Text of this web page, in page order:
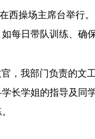
西操场主席台举行
每日带队训练、确
，我部门负责的文
长学姐的指导及同